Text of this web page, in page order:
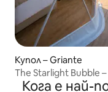
Купол – Griante
The Starlight Bubble
Кога е най-